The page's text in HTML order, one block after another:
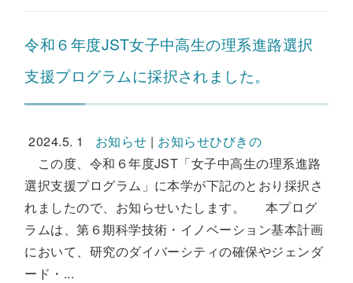
令和６年度JST女子中高生の理系進路選択
支援プログラムに採択されました。
2024.5. 1 お知らせ | お知らせひびきの
この度、令和６年度JST「女子中高生の理系進路
選択支援プログラム」に本学が下記のとおり採択さ
れましたので、お知らせいたします。 本プログ
ラムは、第６期科学技術・イノベーション基本計画
において、研究のダイバーシティの確保やジェンダ
ード・...